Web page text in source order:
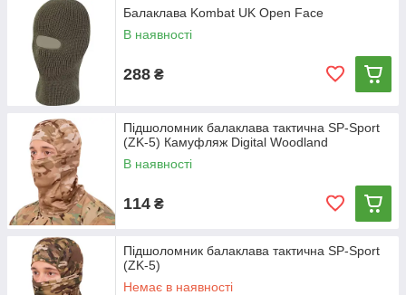
Балаклава Kombat UK Open Face
В наявності
288 ₴
Підшоломник балаклава тактична SP-Sport
(ZK-5) Камуфляж Digital Woodland
В наявності
114 ₴
Підшоломник балаклава тактична SP-Sport
(ZK-5)
Немає в наявності